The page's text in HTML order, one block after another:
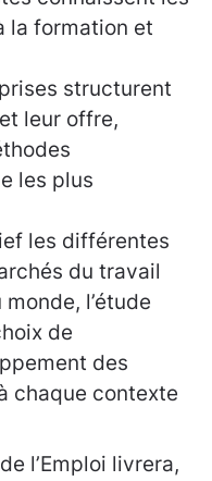
la formation et
structurent
leur offre,
les plus
les différentes
du travail
l’étude
de
des
chaque contexte
l’Emploi livrera,